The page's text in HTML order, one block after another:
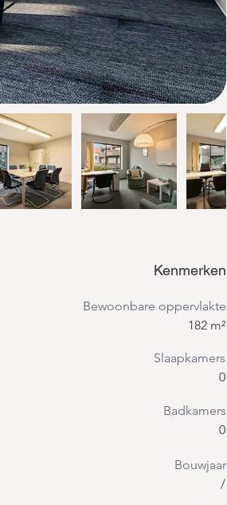
Kenmerken
Bewoonbare oppervlakte
182 m²
Slaapkamers
0
Badkamers
0
Bouwjaar
/